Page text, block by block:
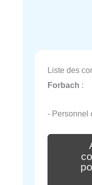
Liste des
Forbach :
- Personnel